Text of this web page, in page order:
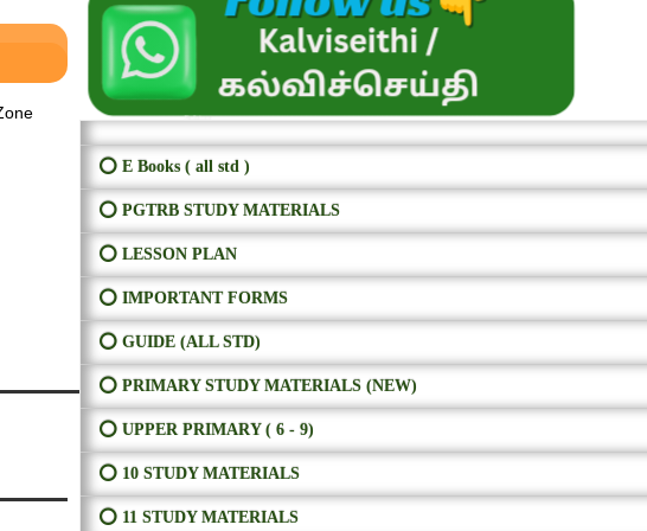
⭕ E Books ( all std )
⭕ PGTRB STUDY MATERIALS
⭕ LESSON PLAN
⭕ IMPORTANT FORMS
⭕ GUIDE (ALL STD)
⭕ PRIMARY STUDY MATERIALS (NEW)
⭕ UPPER PRIMARY ( 6 - 9)
⭕ 10 STUDY MATERIALS
⭕ 11 STUDY MATERIALS